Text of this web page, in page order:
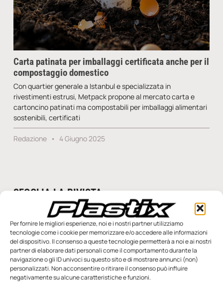
Per fornire le migliori esperienze, noi e i nostri partner utilizziamo
tecnologie come i cookie per memorizzare e/o accedere alle informazioni
del dispositivo. Il consenso a queste tecnologie permetterà a noi e ai nostri
partner di elaborare dati personali come il comportamento durante la
navigazione o gli ID univoci su questo sito e di mostrare annunci (non)
personalizzati. Non acconsentire o ritirare il consenso può influire
negativamente su alcune caratteristiche e funzioni.
Carta patinata per imballaggi certificata anche per il
compostaggio domestico
Con quartier generale a Istanbul e specializzata in
rivestimenti estrusi, Metpack propone al mercato carta e
cartoncino patinati ma compostabili per imballaggi alimentari
sostenibili, certificati
Redazione 4 Giugno 2025
SFOGLIA LA RIVISTA